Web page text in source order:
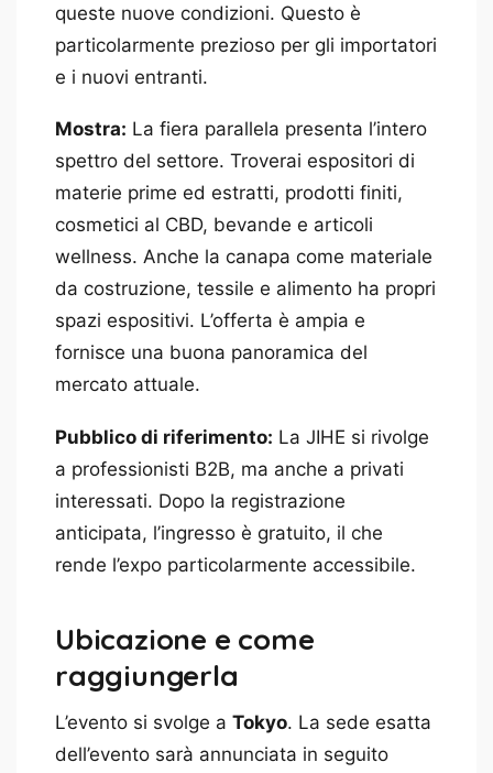
queste nuove condizioni. Questo è
particolarmente prezioso per gli importatori
e i nuovi entranti.
Mostra: La fiera parallela presenta l’intero
spettro del settore. Troverai espositori di
materie prime ed estratti, prodotti finiti,
cosmetici al CBD, bevande e articoli
wellness. Anche la canapa come materiale
da costruzione, tessile e alimento ha propri
spazi espositivi. L’offerta è ampia e
fornisce una buona panoramica del
mercato attuale.
Pubblico di riferimento: La JIHE si rivolge
a professionisti B2B, ma anche a privati
interessati. Dopo la registrazione
anticipata, l’ingresso è gratuito, il che
rende l’expo particolarmente accessibile.
Ubicazione e come
raggiungerla
L’evento si svolge a Tokyo. La sede esatta
dell’evento sarà annunciata in seguito